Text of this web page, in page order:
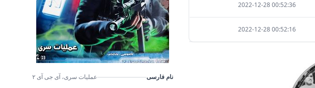
2022-12-28 00:52:36
2022-12-28 00:52:16
نام فارسی
عملیات سری، آی جی آی ۲